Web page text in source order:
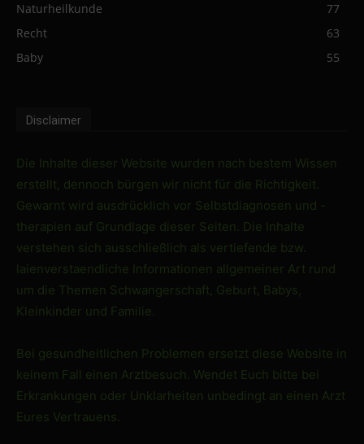
Naturheilkunde
77
Recht
63
Baby
55
Disclaimer
Die Inhalte dieser Website wurden nach bestem Wissen
erstellt, dennoch bürgen wir nicht für die Richtigkeit.
Gewarnt wird ausdrücklich vor Selbstdiagnosen und -
therapien auf Grundlage dieser Seiten. Die Inhalte
verstehen sich ausschließlich als vertiefende bzw.
laienverstaendliche Informationen allgemeiner Art rund
um die Themen Schwangerschaft, Geburt, Babys,
Kleinkinder und Familie.
Bei gesundheitlichen Problemen ersetzt diese Website in
keinem Fall einen Arztbesuch. Wendet Euch bitte bei
Erkrankungen oder Unklarheiten unbedingt an einen Arzt
Eures Vertrauens.